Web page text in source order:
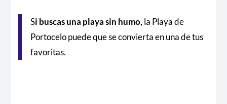
Si buscas una playa sin humo, la Playa de
Portocelo puede que se convierta en una de tus
favoritas.